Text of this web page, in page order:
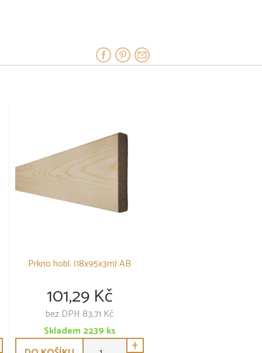
Prkno hobl. (18x95x3m) AB
101,29 Kč
bez DPH 83,71 Kč
Skladem2239 ks
+